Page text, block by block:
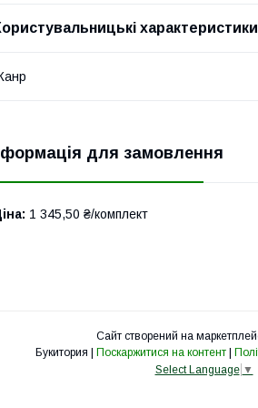
характеристики
для замовлення
1 345,50 ₴/комплект
Сайт створений на
Поскаржитися на контент
Select Language ▼